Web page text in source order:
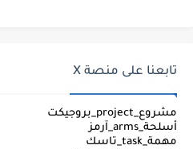
تابعنا على منصة X
مشروع_project_بروجيكت
أسلحة_arms_آرمز
مهمة_task_تاسك